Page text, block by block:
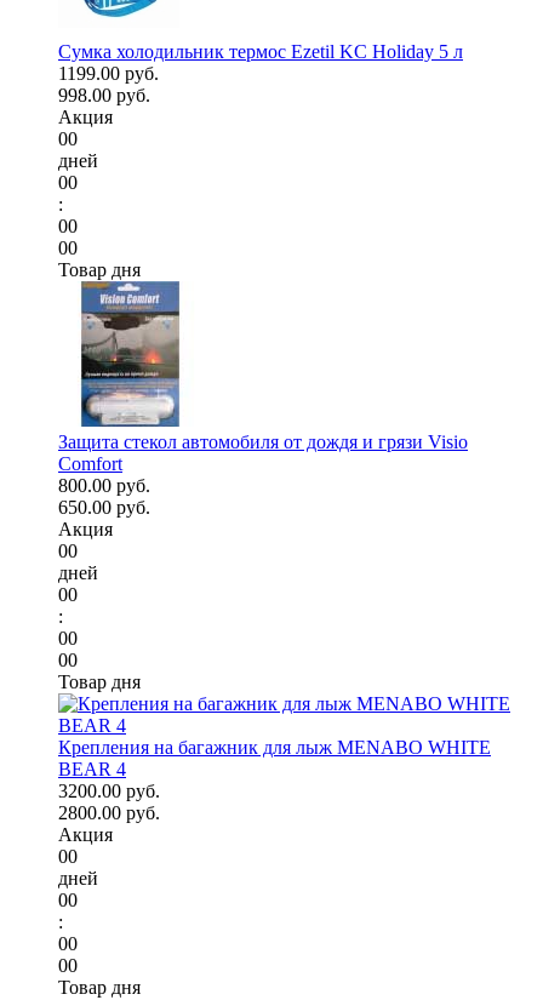
Сумка холодильник термос Ezetil KC Holiday 5 л
1199.00 руб.
998.00 руб.
Акция
00
дней
00
:
00
00
Товар дня
Защита стекол автомобиля от дождя и грязи Visio
Comfort
800.00 руб.
650.00 руб.
Акция
00
дней
00
:
00
00
Товар дня
Крепления на багажник для лыж MENABO WHITE
BEAR 4
3200.00 руб.
2800.00 руб.
Акция
00
дней
00
:
00
00
Товар дня